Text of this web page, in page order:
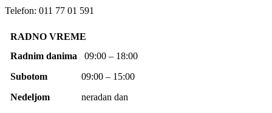
Telefon: 011 77 01 591
RADNO VREME
Radnim danima 09:00 – 18:00
Subotom 09:00 – 15:00
Nedeljom neradan dan